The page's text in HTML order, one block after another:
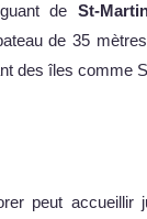
de St-
de 35
des îles comme
peut accueillir